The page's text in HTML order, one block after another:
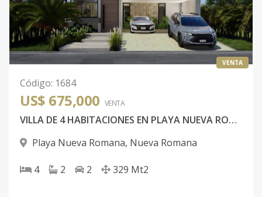
VENTA
Código: 1684
US$ 675,000 VENTA
VILLA DE 4 HABITACIONES EN PLAYA NUEVA ROMANA
Playa Nueva Romana, Nueva Romana
4 2 2 329 Mt2